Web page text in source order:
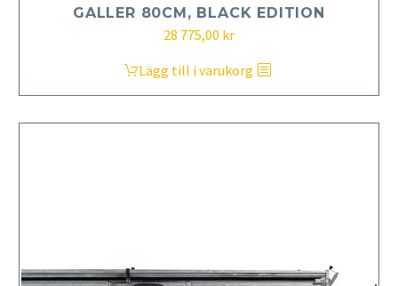
GALLER 80CM, BLACK EDITION
28 775,00 kr
Lägg till i varukorg